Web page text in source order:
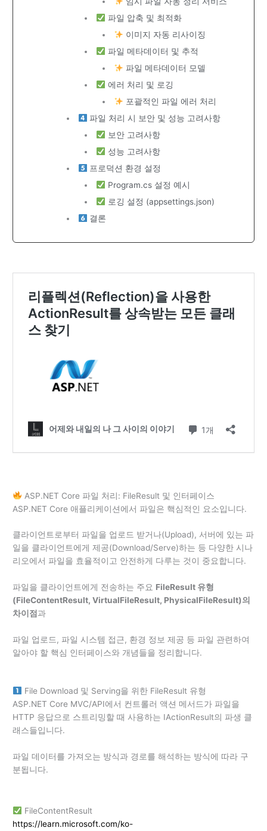
파일 압축 및 최적화
이미지 자동 리사이징
파일 메타데이터 및 추적
파일 메타데이터 모델
에러 처리 및 로깅
포괄적인 파일 에러 처리
파일 처리 시 보안 및 성능 고려사항
보안 고려사항
성능 고려사항
프로덕션 환경 설정
Program.cs 설정 예시
로깅 설정 (appsettings.json)
결론
ASP.NET Core 파일 처리: FileResult 및 인터페이스
ASP.NET Core 애플리케이션에서 파일은 핵심적인 요소입니다.
클라이언트로부터 파일을 업로드 받거나(Upload), 서버에 있는 파
일을 클라이언트에게 제공(Download/Serve)하는 등 다양한 시나
리오에서 파일을 효율적이고 안전하게 다루는 것이 중요합니다.
파일을 클라이언트에게 전송하는 주요 FileResult 유형
(FileContentResult, VirtualFileResult, PhysicalFileResult)의
차이점 과
파일 업로드, 파일 시스템 접근, 환경 정보 제공 등 파일 관련하여
알아야 할 핵심 인터페이스와 개념들을 정리합니다.
File Download 및 Serving을 위한 FileResult 유형
ASP.NET Core MVC/API에서 컨트롤러 액션 메서드가 파일을
HTTP 응답으로 스트리밍할 때 사용하는 IActionResult의 파생 클
래스들입니다.
파일 데이터를 가져오는 방식과 경로를 해석하는 방식에 따라 구
분됩니다.
FileContentResult
https://learn.microsoft.com/ko-